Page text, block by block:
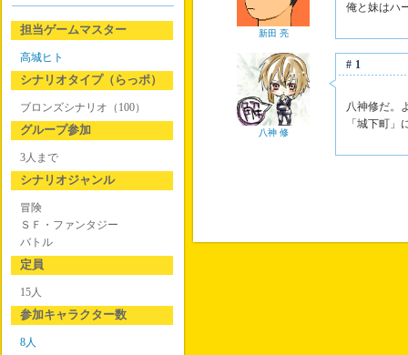
新田 亮
俺と妹はハ
八神 修
#1
八神修だ。
「城下町
担当ゲームマスター
高城ヒト
シナリオタイプ（らっポ）
ブロンズシナリオ（100）
グループ参加
3人まで
シナリオジャンル
冒険
ＳＦ・ファンタジー
バトル
定員
15人
参加キャラクター数
8人